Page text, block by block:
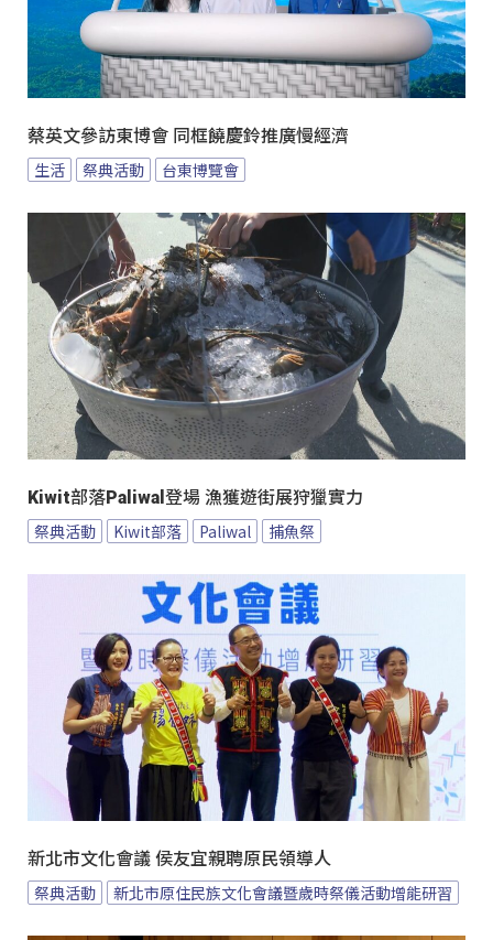
蔡英文參訪東博會 同框饒慶鈴推廣慢經濟
生活 祭典活動 台東博覽會
Kiwit部落Paliwal登場 漁獲遊街展狩獵實力
祭典活動 Kiwit部落 Paliwal 捕魚祭
新北市文化會議 侯友宜親聘原民領導人
祭典活動 新北市原住民族文化會議暨歲時祭儀活動增能研習